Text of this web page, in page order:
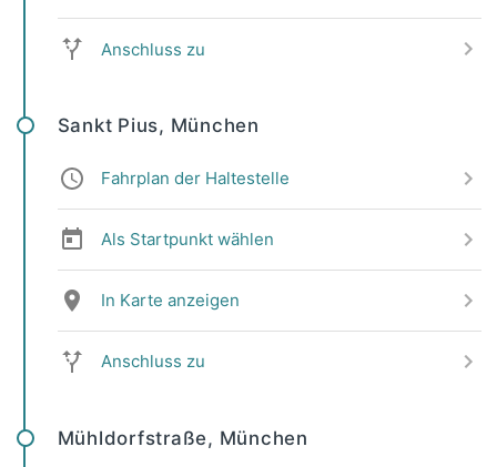
Anschluss zu
Sankt Pius, München
Fahrplan der Haltestelle
Als Startpunkt wählen
In Karte anzeigen
Anschluss zu
Mühldorfstraße, München